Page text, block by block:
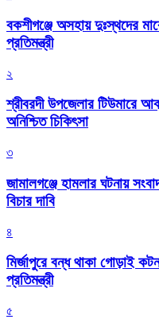
বকশীগঞ্জে অসহায় দুঃস্থদের
প্রতিমন্ত্রী
২
শ্রীবরদী উপজেলার টিউমারে
অনিশ্চিত চিকিৎসা
৩
জামালগঞ্জে হামলার ঘটনায়
বিচার দাবি
৪
মির্জাপুরে বন্ধ থাকা গোড়াই
প্রতিমন্ত্রী
৫